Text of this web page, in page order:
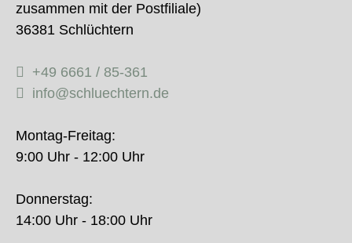
zusammen mit der Postfiliale)
36381 Schlüchtern
+49 6661 / 85-361
info@schluechtern.de
Montag-Freitag:
9:00 Uhr - 12:00 Uhr
Donnerstag:
14:00 Uhr - 18:00 Uhr